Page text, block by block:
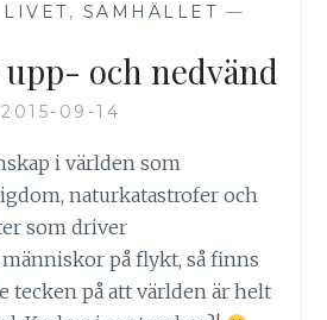
LIVET, SAMHÄLLET —
och nedvänd
2015-09-14
i världen som
naturkatastrofer och
som driver
på flykt, så finns
tecken på att världen är helt